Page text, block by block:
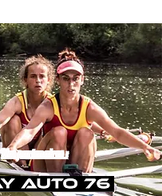
Nos partenaires :